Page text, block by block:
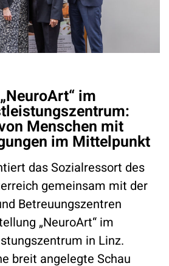
im
Menschen mit
im Mittelpunkt
das Sozialressort des
gemeinsam mit der
Betreuungszentren
„NeuroArt“ im
in Linz.
breit angelegte Schau